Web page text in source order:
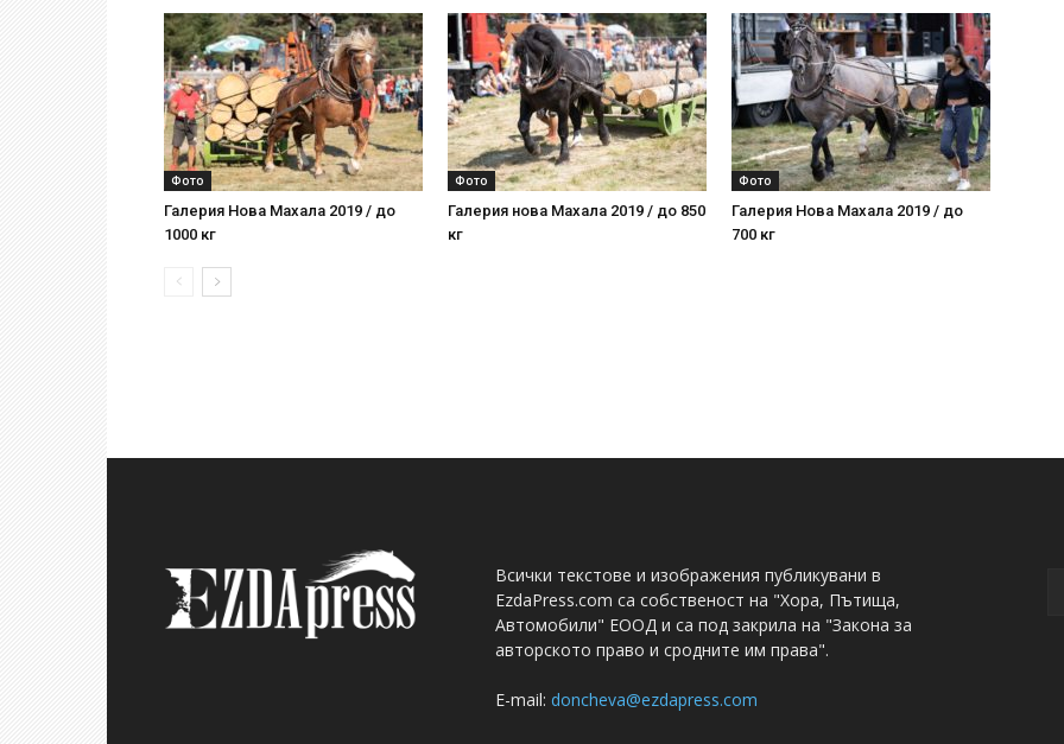
Фото
Галерия Нова Махала 2019 / до
1000 кг
Фото
Галерия нова Махала 2019 / до 850
кг
Фото
Галерия Нова Махала 2019 / до
700 кг
Всички текстове и изображения публикувани в
EzdaPress.com са собственост на "Хора, Пътища,
Автомобили" ЕООД и са под закрила на "Закона за
авторското право и сродните им права".
E-mail: doncheva@ezdapress.com